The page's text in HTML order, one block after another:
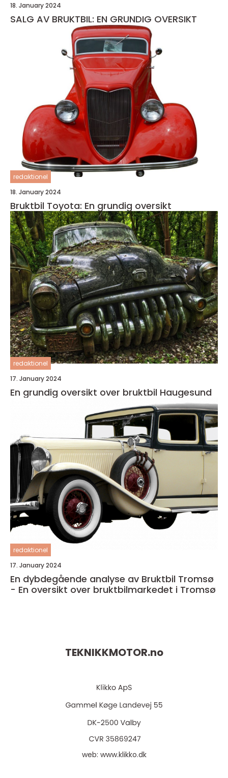
18. January 2024
SALG AV BRUKTBIL: EN GRUNDIG OVERSIKT
redaktionel
18. January 2024
Bruktbil Toyota: En grundig oversikt
redaktionel
17. January 2024
En grundig oversikt over bruktbil Haugesund
redaktionel
17. January 2024
En dybdegående analyse av Bruktbil Tromsø
- En oversikt over bruktbilmarkedet i Tromsø
TEKNIKKMOTOR.no
web: www.klikko.dk